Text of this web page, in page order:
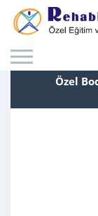
Özel